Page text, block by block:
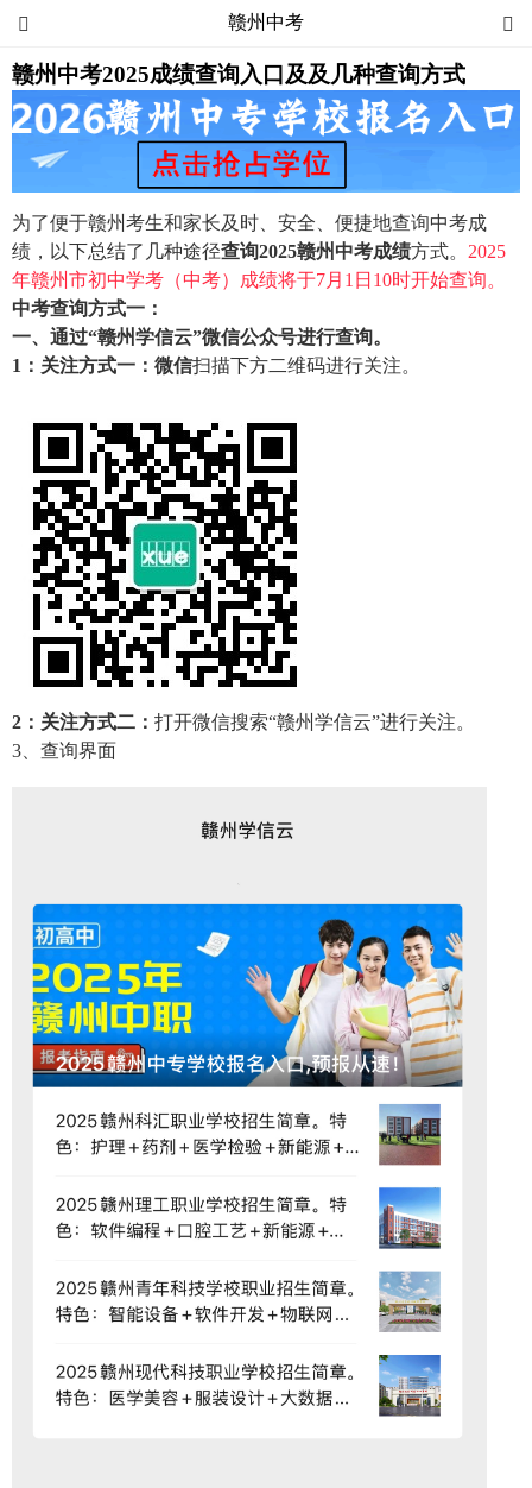
 赣州中考 
赣州中考2025成绩查询入口及及几种查询方式
为了便于赣州考生和家长及时、安全、便捷地查询中考成
绩，以下总结了几种途径查询2025赣州中考成绩方式。 2025
年赣州市初中学考（中考）成绩将于7月1日10时开始查询。
中考查询方式一：
一、通过“赣州学信云”微信公众号进行查询。
1：关注方式一：微信扫描下方二维码进行关注。
2：关注方式二： 打开微信搜索“赣州学信云”进行关注。
3、查询界面